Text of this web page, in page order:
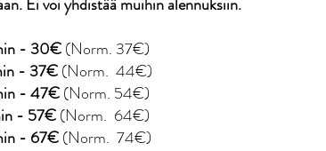
- 30€(Norm. 37€)
- 37€(Norm. 44€)
- 47€(Norm. 54€)
- 57€(Norm. 64€)
- 67€(Norm. 74€)